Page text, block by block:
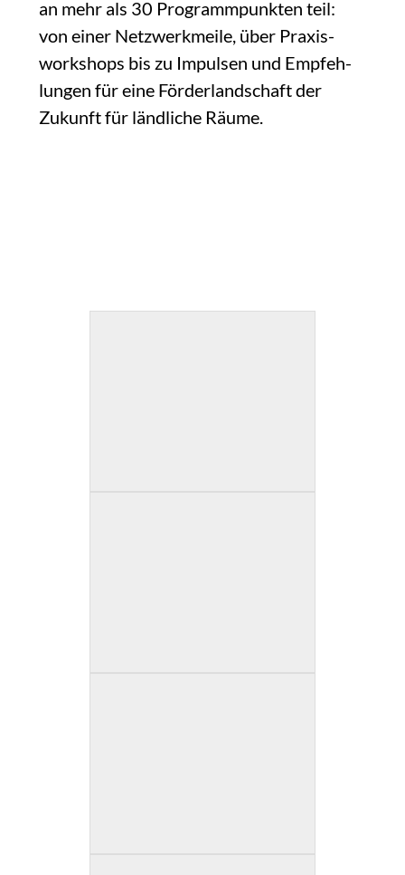
an mehr als 30 Pro­gramm­punk­ten teil:
von einer Netz­werk­mei­le, über Pra­xis­
work­shops bis zu Impul­sen und Emp­feh­
lun­gen für eine För­der­land­schaft der
Zukunft für länd­li­che Räu­me.